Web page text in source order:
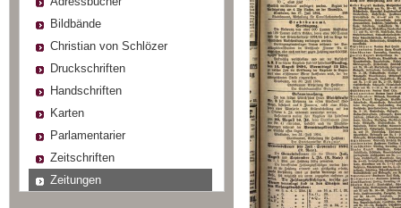
Bildbände
Christian von Schlözer
Druckschriften
Handschriften
Karten
Parlamentarier
Zeitschriften
Zeitungen